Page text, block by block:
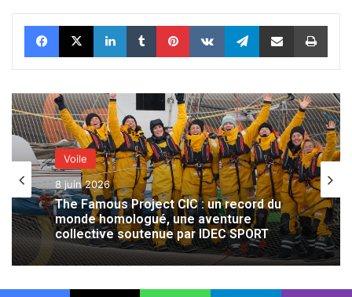
Facebook
X LinkedinTumblrPinterestVKontakteTelegramPartager par email
Voile
8 juin 2026
The Famous Project CIC : un record du
monde homologué, une aventure
collective soutenue par IDEC SPORT